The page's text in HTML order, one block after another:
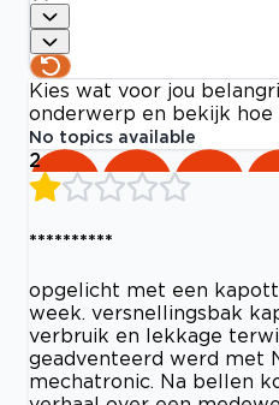
Kies wat voor jou
onderwerp en bekijk
No topics available
2
**********
opgelicht met een
week. versnellingsbak
verbruik en lekkage
geadventeerd werd met
mechatronic. Na bellen